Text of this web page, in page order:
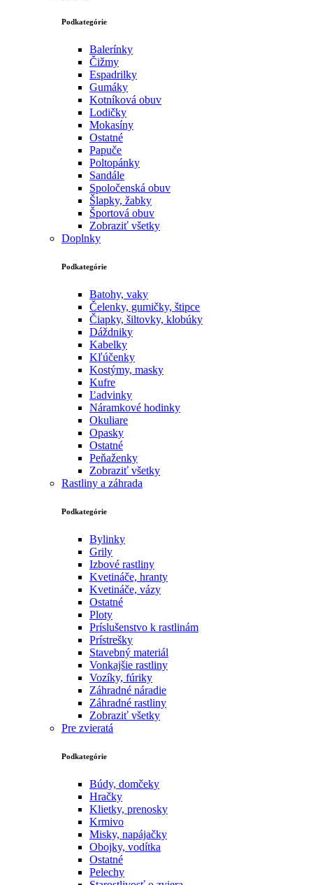
Podkategórie
Balerínky
Čižmy
Espadrilky
Gumáky
Kotníková obuv
Lodičky
Mokasíny
Ostatné
Papuče
Poltopánky
Sandále
Spoločenská obuv
Šlapky, žabky
Športová obuv
Zobraziť všetky
Doplnky
Podkategórie
Batohy, vaky
Čelenky, gumičky, štipce
Čiapky, šiltovky, klobúky
Dáždniky
Kabelky
Kľúčenky
Kostýmy, masky
Kufre
Ľadvinky
Náramkové hodinky
Okuliare
Opasky
Ostatné
Peňaženky
Zobraziť všetky
Rastliny a záhrada
Podkategórie
Bylinky
Grily
Izbové rastliny
Kvetináče, hranty
Kvetináče, vázy
Ostatné
Ploty
Príslušenstvo k rastlinám
Prístrešky
Stavebný materiál
Vonkajšie rastliny
Vozíky, fúriky
Záhradné náradie
Záhradné rastliny
Zobraziť všetky
Pre zvieratá
Podkategórie
Búdy, domčeky
Hračky
Klietky, prenosky
Krmivo
Misky, napájačky
Obojky, vodítka
Ostatné
Pelechy